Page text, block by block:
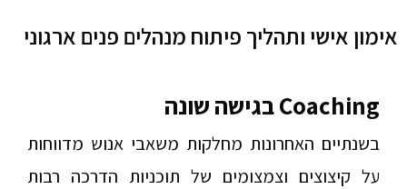
אימון אישי ותהליך פיתוח מנהלים פנים ארגוני
Coachingבגישה שונה
בשנתיים האחרונות מחלקות משאבי אנוש מדווחות
על קיצוצים וצמצומים של תוכניות הדרכה רבות